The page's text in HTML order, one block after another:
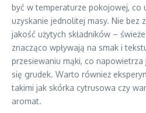
być w temperaturze pokojowej, co
uzyskanie jednolitej masy. Nie bez
jakość użytych składników –
znacząco wpływają na smak i
przesiewaniu mąki, co
się grudek. Warto również
takimi jak skórka cytrusowa czy
aromat.